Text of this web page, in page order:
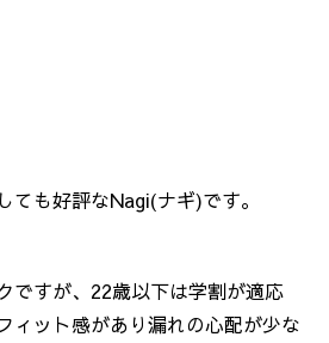
ても好評なNagi(ナギ)です。
ですが、22歳以下は学割が適応
ィット感があり漏れの心配が少な